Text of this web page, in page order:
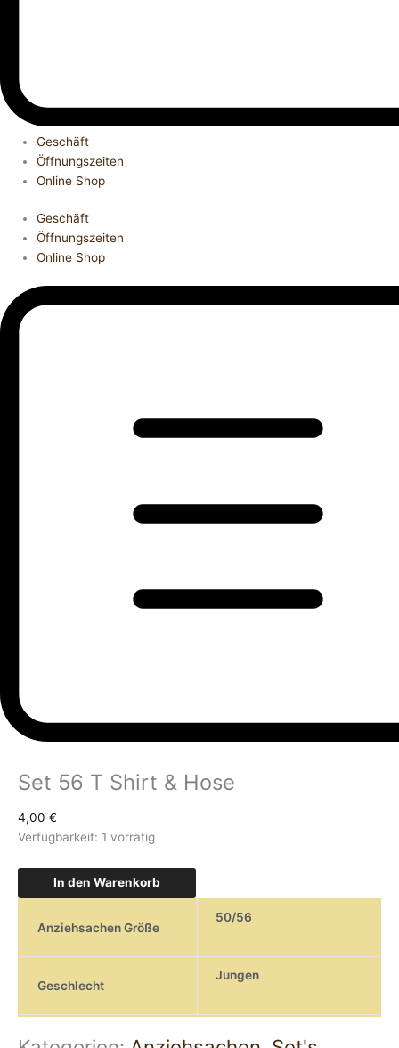
Geschäft
Öffnungszeiten
Online Shop
Geschäft
Öffnungszeiten
Online Shop
Set 56 T Shirt & Hose
4,00 €
Verfügbarkeit: 1 vorrätig
In den Warenkorb
Anziehsachen Größe
50/56
Geschlecht
Jungen